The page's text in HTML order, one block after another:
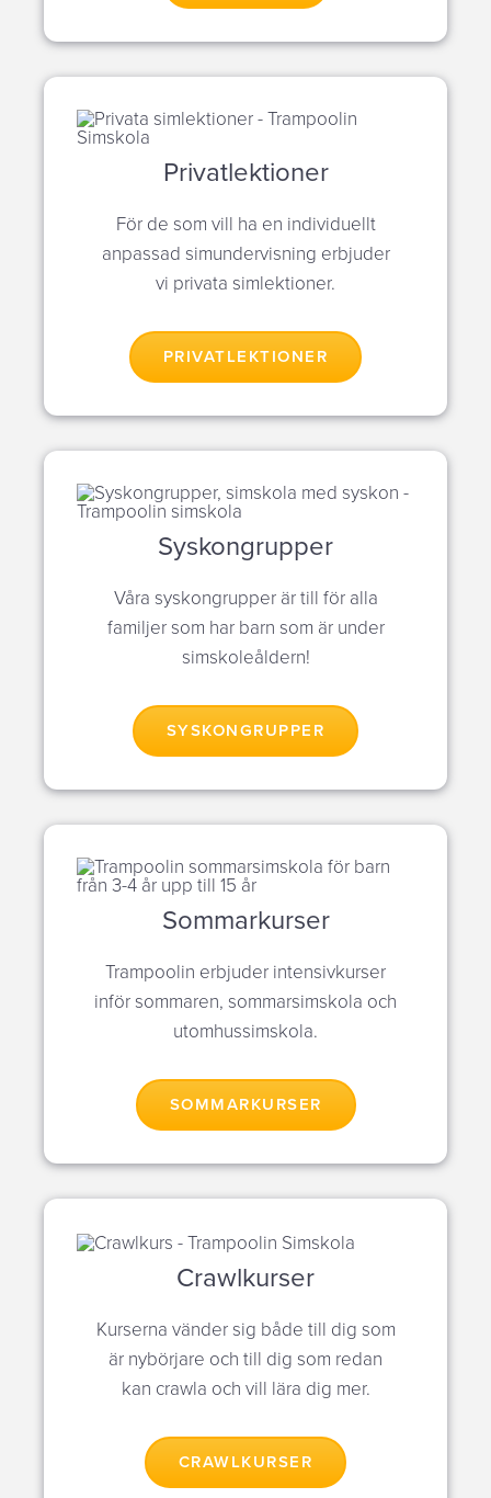
Privatlektioner
För de som vill ha en individuellt
anpassad simundervisning erbjuder
vi privata simlektioner.
PRIVATLEKTIONER
Syskongrupper
Våra syskongrupper är till för alla
familjer som har barn som är under
simskoleåldern!
SYSKONGRUPPER
Sommarkurser
Trampoolin erbjuder intensivkurser
inför sommaren, sommarsimskola och
utomhussimskola.
SOMMARKURSER
Crawlkurser
Kurserna vänder sig både till dig som
är nybörjare och till dig som redan
kan crawla och vill lära dig mer.
CRAWLKURSER